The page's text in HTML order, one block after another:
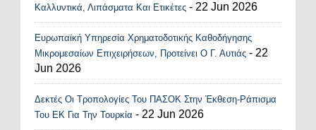
Καλλυντικά, Λιπάσματα Και Ετικέτες - 22 Jun 2026
Ευρωπαϊκή Υπηρεσία Χρηματοδοτικής Καθοδήγησης
Μικρομεσαίων Επιχειρήσεων, Προτείνει Ο Γ. Αυτιάς - 22
Jun 2026
Δεκτές Οι Τροπολογίες Του ΠΑΣΟΚ Στην Έκθεση-Ράπισμα
Του ΕΚ Για Την Τουρκία - 22 Jun 2026